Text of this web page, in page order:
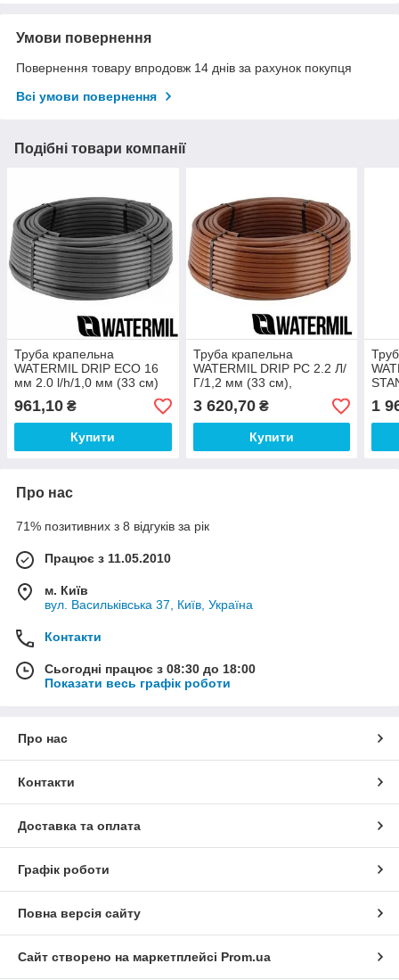
Умови повернення
Повернення товару впродовж 14 днів за рахунок покупця
Всі умови повернення
Подібні товари компанії
Труба крапельна
WATERMIL DRIP ECO 16
мм 2.0 l/h/1,0 мм (33 см)
50 м
961,10 ₴
Купити
Труба крапельна
WATERMIL DRIP PC 2.2 Л/
Г/1,2 мм (33 см),
коричнева двошарова з
компенсацією бухта 100 м
3 620,70₴
Купити
(33
1
Про нас
71% позитивних з 8 відгуків за рік
Працює з 11.05.2010
м. Київ
вул. Васильківська 37, Київ, Україна
Контакти
Сьогодні працює з 08:30 до 18:00
Показати весь графік роботи
Про нас
Контакти
Доставка та оплата
Графік роботи
Повна версія сайту
Сайт створено на маркетплейсі Prom.ua